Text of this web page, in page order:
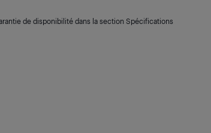
de disponibilité dans la section Spécifications